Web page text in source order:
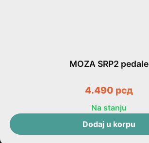
MOZA SRP2 pedale
4.490 рсд
Na stanju
Dodaj u korpu